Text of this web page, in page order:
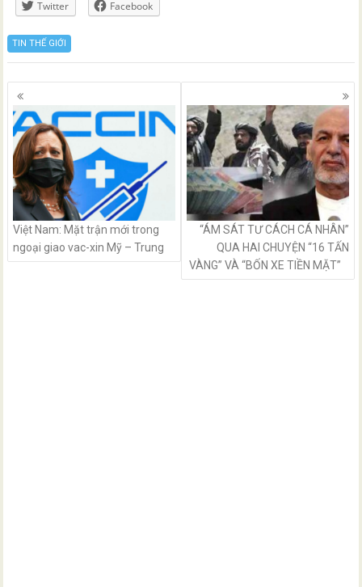
Twitter Facebook
TIN THẾ GIỚI
Posts
navigation
Việt Nam: Mặt trận mới trong
ngoại giao vac-xin Mỹ – Trung
“ÁM SÁT TƯ CÁCH CÁ NHÂN”
QUA HAI CHUYỆN “16 TẤN
VÀNG” VÀ “BỐN XE TIỀN MẶT”